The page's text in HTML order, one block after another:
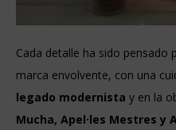
Cada detalle ha sido pensado
marca envolvente, con una
legado modernista y en la
Mucha, Apel·les Mestres y